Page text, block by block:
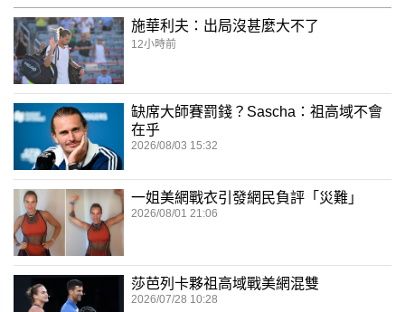
施華利夫：出局沒甚麼大不了
12小時前
缺席大師賽罰錢？Sascha：祖高域不會
在乎
2026/08/03 15:32
一姐美網戰衣引發網民負評「災難」
2026/08/01 21:06
莎芭列卡夥祖高域戰美網混雙
2026/07/28 10:28